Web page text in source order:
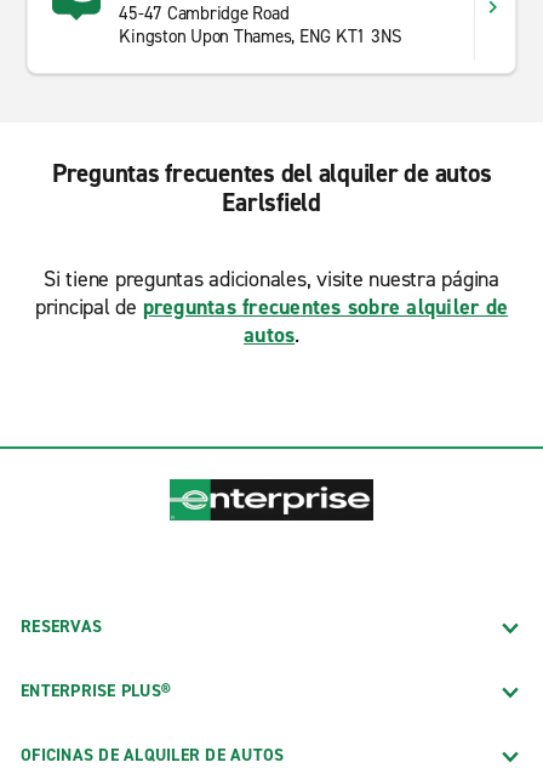
45-47 Cambridge Road
Kingston Upon Thames, ENG KT1 3NS
Preguntas frecuentes del alquiler de autos
Earlsfield
Si tiene preguntas adicionales, visite nuestra página
principal de preguntas frecuentes sobre alquiler de
autos.
RESERVAS
ENTERPRISE PLUS®
OFICINAS DE ALQUILER DE AUTOS